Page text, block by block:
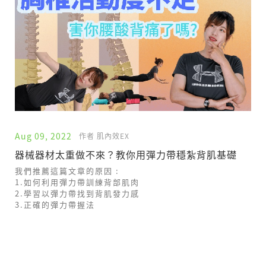
Aug 09, 2022 作者 肌內效EX
器械器材太重做不來？教你用彈力帶穩紮背肌基礎
我們推薦這篇文章的原因 :
1.如何利用彈力帶訓練背部肌肉
2.學習以彈力帶找到背肌發力感
3.正確的彈力帶握法